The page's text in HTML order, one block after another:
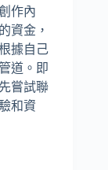
作內
資金，
據自己
道。即
嘗試聯
和資